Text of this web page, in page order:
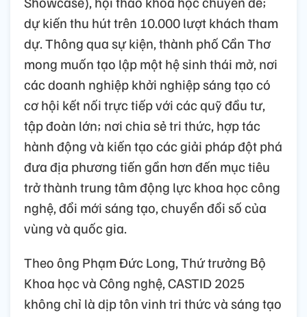
dự kiến thu hút trên 10.000 lượt khách tham
dự. Thông qua sự kiện, thành phố Cần Thơ
mong muốn tạo lập một hệ sinh thái mở, nơi
các doanh nghiệp khởi nghiệp sáng tạo có
cơ hội kết nối trực tiếp với các quỹ đầu tư,
tập đoàn lớn; nơi chia sẻ tri thức, hợp tác
hành động và kiến tạo các giải pháp đột phá
đưa địa phương tiến gần hơn đến mục tiêu
trở thành trung tâm động lực khoa học công
nghệ, đổi mới sáng tạo, chuyển đổi số của
vùng và quốc gia.
Theo ông Phạm Đức Long, Thứ trưởng Bộ
Khoa học và Công nghệ, CASTID 2025
không chỉ là dịp tôn vinh tri thức và sáng tạo